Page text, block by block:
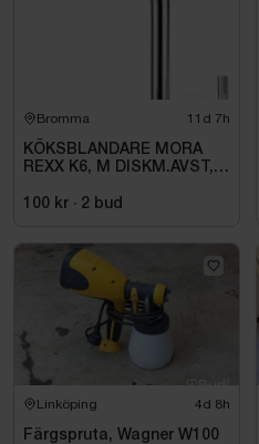
Bromma 11d 7h
KÖKSBLANDARE MORA
REXX K6, M DISKM.AVST,
100 kr · 2 bud
Linköping 4d 8h
Färgspruta, Wagner W100